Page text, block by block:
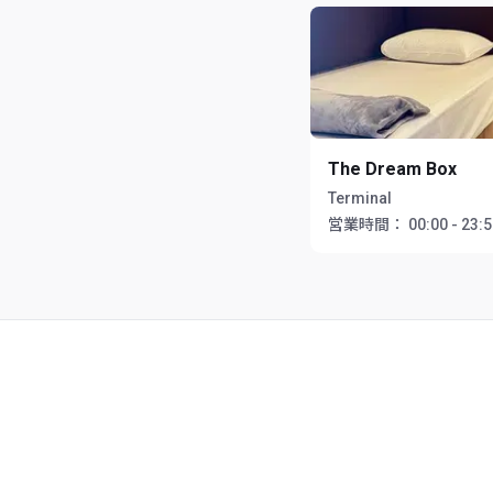
The Dream Box
Terminal
営業時間：
00:00 -